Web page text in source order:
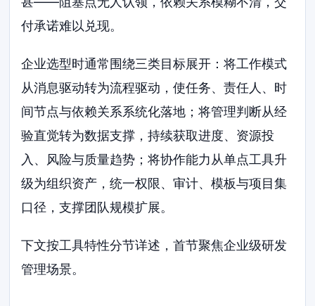
付承诺难以兑现。
企业选型时通常围绕三类目标展开：将工作模式
从消息驱动转为流程驱动，使任务、责任人、时
间节点与依赖关系系统化落地；将管理判断从经
验直觉转为数据支撑，持续获取进度、资源投
入、风险与质量趋势；将协作能力从单点工具升
级为组织资产，统一权限、审计、模板与项目集
口径，支撑团队规模扩展。
下文按工具特性分节详述，首节聚焦企业级研发
管理场景。